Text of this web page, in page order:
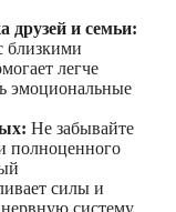
друзей и семьи:
близкими
легче
эмоциональные
Не забывайте
полноценного
силы и